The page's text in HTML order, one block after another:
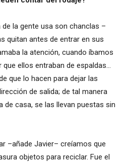
la gente usa son chanclas –
quitan antes de entrar en sus
la atención, cuando íbamos
que ellos entraban de espaldas…
que lo hacen para dejar las
de salida; de tal manera
de casa, se las llevan puestas sin
–añade Javier– creíamos que
objetos para reciclar. Fue el